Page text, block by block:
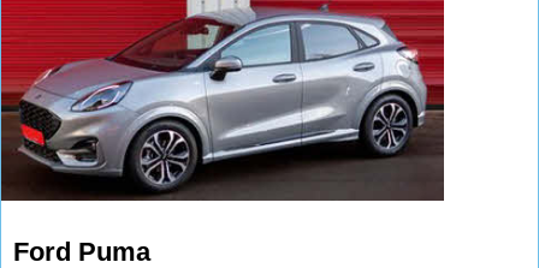
Ford Puma